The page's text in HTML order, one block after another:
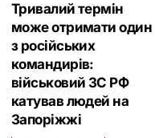
Тривалий термін
може отримати один
з російських
командирів:
військовий ЗС РФ
катував людей на
Запоріжжі